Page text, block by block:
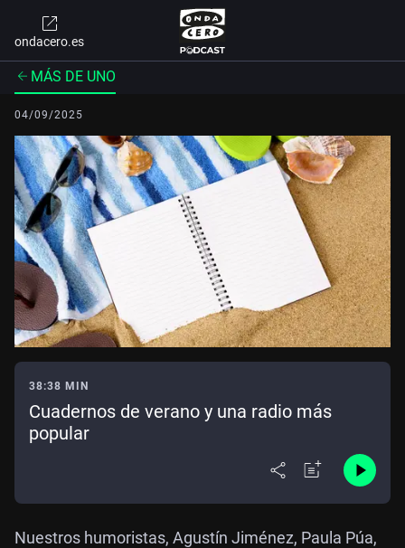
ondacero.es
MÁS DE UNO
04/09/2025
38:38 MIN
Cuadernos de verano y una radio más
popular
Nuestros humoristas, Agustín Jiménez, Paula Púa,